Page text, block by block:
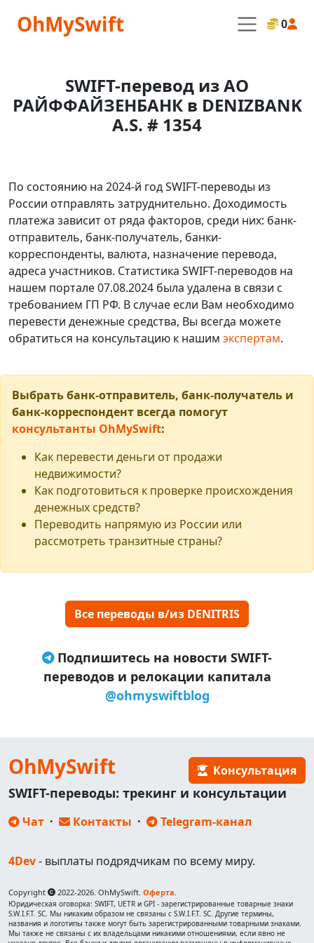
OhMySwift 0
SWIFT-перевод из АО
РАЙФФАЙЗЕНБАНК в DENIZBANK
A.S. # 1354
По состоянию на 2024-й год SWIFT-переводы из
России отправлять затруднительно. Доходимость
платежа зависит от ряда факторов, среди них: банк-
отправитель, банк-получатель, банки-
корреспонденты, валюта, назначение перевода,
адреса участников. Статистика SWIFT-переводов на
нашем портале 07.08.2024 была удалена в связи с
требованием ГП РФ. В случае если Вам необходимо
перевести денежные средства, Вы всегда можете
обратиться на консультацию к нашим экспертам.
Выбрать банк-отправитель, банк-получатель и
банк-корреспондент всегда помогут
консультанты OhMySwift:
Как перевести деньги от продажи
недвижимости?
Как подготовиться к проверке происхождения
денежных средств?
Переводить напрямую из России или
рассмотреть транзитные страны?
Все переводы в/из DENITRIS
Подпишитесь на новости SWIFT-
переводов и релокации капитала
@ohmyswiftblog
OhMySwift Консультация
SWIFT-переводы: трекинг и консультации
Чат · Контакты · Telegram-канал
4Dev- выплаты подрядчикам по всему миру.
Copyright 2022-2026. OhMySwift. Оферта.
Юридическая оговорка: SWIFT, UETR и GPI - зарегистрированные товарные знаки
S.W.I.F.T. SC. Мы никаким образом не связаны с S.W.I.F.T. SC. Другие термины,
названия и логотипы также могут быть зарегистрированными товарными знаками.
Мы также не связаны с их владельцами никакими отношениями, если явно не